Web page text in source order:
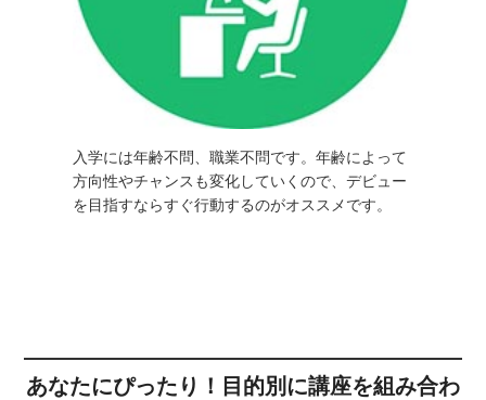
入学には年齢不問、職業不問です。年齢によって
方向性やチャンスも変化していくので、デビュー
を目指すならすぐ行動するのがオススメです。
あなたにぴったり！目的別に講座を組み合わ